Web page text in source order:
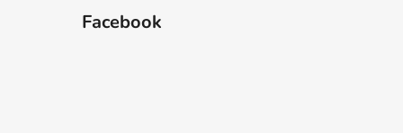
Facebook